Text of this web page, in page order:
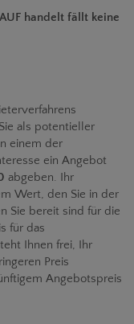
handelt fällt keine
als potentieller
einem der
ein Angebot
abgeben. Ihr
Wert, den Sie in der
Sie bereit sind für die
für das
Ihnen frei, Ihr
Preis
Angebotspreis